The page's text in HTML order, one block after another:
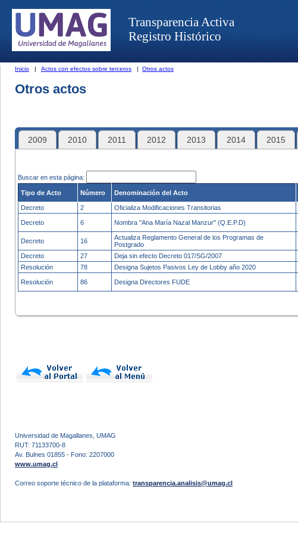
Transparencia Activa
Registro Histórico
Inicio | Actos con efectos sobre terceros | Otros actos
Otros actos
2009 2010 2011 2012 2013 2014 2015
Buscar en esta página:
Tipo de Acto Número Denominación del Acto
Decreto
2 Oficializa Modificaciones Transitorias
Decreto 6 Nombra "Ana María Nazal Manzur" (Q.E.P.D)
Decreto 16
Actualiza Reglamento General de los Programas de
Postgrado
Decreto 27 Deja sin efecto Decreto 017/SG/2007
Resolución
78 Designa Sujetos Pasivos Ley de Lobby año 2020
Resolución 86 Designa Directores FUDE
Universidad de Magallanes, UMAG
RUT: 71133700-8
Av. Bulnes 01855 - Fono: 2207000
www.umag.cl
Correo soporte técnico de la plataforma: transparencia.analisis@umag.cl